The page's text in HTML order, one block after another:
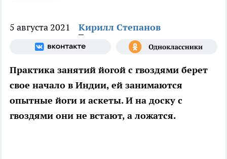
5 августа 2021 Кирилл Степанов
Практика занятий йогой с гвоздями берет
свое начало в Индии, ей занимаются
опытные йоги и аскеты. И на доску с
гвоздями они не встают, а ложатся.